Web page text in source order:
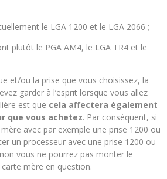
le LGA 1200 et le LGA 2066 ;
plutôt le PGA AM4, le LGA TR4 et le
et/ou la prise que vous choisissez, la
garder à l’esprit lorsque vous allez
est que cela affectera également
que vous achetez. Par conséquent, si
avec par exemple une prise 1200 ou
un processeur avec une prise 1200 ou
vous ne pourrez pas monter le
mère en question.